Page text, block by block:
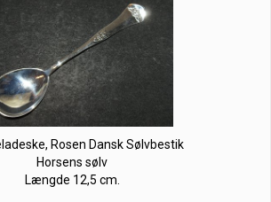
Rosen Dansk Sølvbestik
Horsens sølv
Længde 12,5 cm.